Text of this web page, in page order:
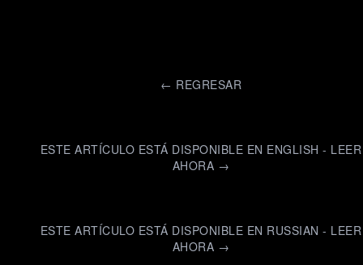
← REGRESAR
ESTE ARTÍCULO ESTÁ DISPONIBLE EN ENGLISH - LEER
AHORA →
ESTE ARTÍCULO ESTÁ DISPONIBLE EN RUSSIAN - LEER
AHORA →